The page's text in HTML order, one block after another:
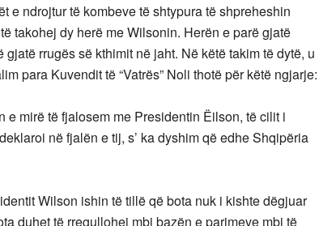
e ndrojtur të kombeve të shtypura të shpreheshin
takohej dy herë me Wilsonin. Herën e parë gjatë
rrugës së kthimit në jaht. Në këtë takim të dytë, u
para Kuvendit të “Vatrës” Noli thotë për këtë ngjarje:
mirë të fjalosem me Presidentin Ëilson, të cilit i
në fjalën e tij, s’ ka dyshim që edhe Shqipëria
Wilson ishin të tillë që bota nuk i kishte dëgjuar
duhet të rregullohej mbi bazën e parimeve mbi të